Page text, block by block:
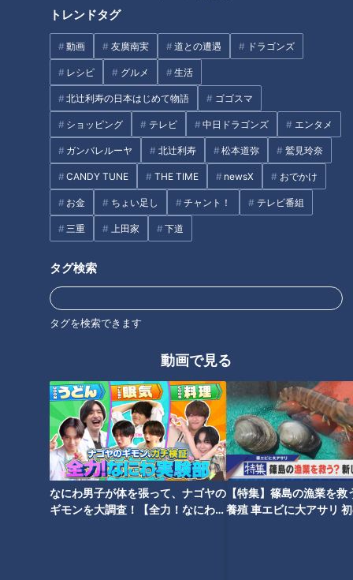
トレンドタグ
動画 友廣南実 道との遭遇 ドラゴンズ
レシピ グルメ 生活
北辻利寿の日本はじめて物語 ゴゴスマ
ショッピング テレビ 中日ドラゴンズ エンタメ
ガンバレルーヤ 北辻利寿 松本道弥 鷲見玲奈
CANDY TUNE THE TIME newsX おでかけ
お金 ちょい足し チャント！ テレビ番組
三重 上田家 下道
タグ検索
タグを検索できます
動画で見る
なにわ男子が体を張って、ナゴヤの
ギモンを大調査！【全力！なにわ実
【特集】篠島の漁業を救
養殖 車エビに大アサリ
特別な何かがある
長谷川さんが最初にT-SQUAREを聞いたのは、1983年リリー
スのアルバム『うち水にRainbow』。
長谷川「自分的にはすごく刺さって、そこからどんどん調べて
聞いていきました」
伊東「刺さったっていうことは、長谷川が持っているものに共
通する大切な何かが、スクエアの音楽の中に存在してたんでし
長谷川「いろんな音楽を聞くんですけど、T-SQUAREは何と
も言えない感覚があったりします」
タッチが抜群
小堀「最初に伊東たけしさんとメンバーとお会いして、T-
SQUAREの一員として音を鳴らす時って緊張しました？」
長谷川「最初、緊張もすごかったんですけど、それ以上に現実